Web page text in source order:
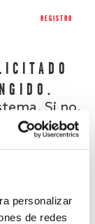
personalizar
de redes
REGISTRO
Si no,